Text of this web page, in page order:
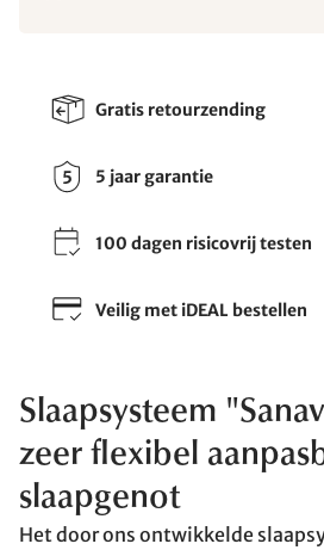
Gratis retourzending
5 jaar garantie
100 dagen risicovrij testen
Veilig met iDEAL bestellen
Slaapsysteem
zeer flexibel
slaapgenot
Het door ons ontwikkelde